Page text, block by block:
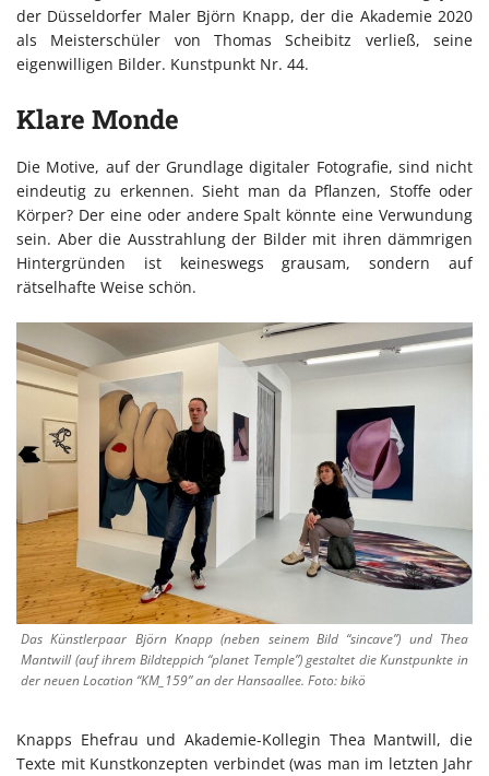
der Düsseldorfer Maler Björn Knapp, der die Akademie 2020
als Meisterschüler von Thomas Scheibitz verließ, seine
eigenwilligen Bilder. Kunstpunkt Nr. 44.
Klare Monde
Die Motive, auf der Grundlage digitaler Fotografie, sind nicht
eindeutig zu erkennen. Sieht man da Pflanzen, Stoffe oder
Körper? Der eine oder andere Spalt könnte eine Verwundung
sein. Aber die Ausstrahlung der Bilder mit ihren dämmrigen
Hintergründen ist keineswegs grausam, sondern auf
rätselhafte Weise schön.
Das Künstlerpaar Björn Knapp (neben seinem Bild “sincave”) und Thea
Mantwill (auf ihrem Bildteppich “planet Temple”) gestaltet die Kunstpunkte in
der neuen Location “KM_159” an der Hansaallee. Foto: bikö
Knapps Ehefrau und Akademie-Kollegin Thea Mantwill, die
Texte mit Kunstkonzepten verbindet (was man im letzten Jahr